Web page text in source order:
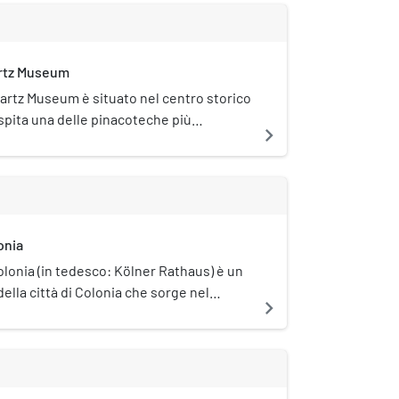
Museum
Museum è situato nel centro storico
una delle pinacoteche più
navigate_next
(in tedesco: Kölner Rathaus) è un
città di Colonia che sorge nel
Rathausplatz (Piazza del Comune),
della città, tra cui il consiglio
navigate_next